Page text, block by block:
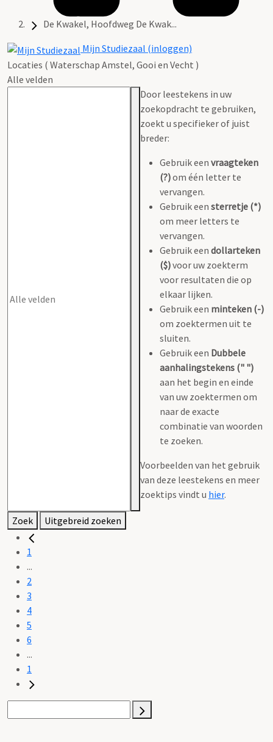
De Kwakel, Hoofdweg De Kwak...
Mijn Studiezaal (inloggen)
Locaties ( Waterschap Amstel, Gooi en Vecht )
Alle velden
Door leestekens in uw
zoekopdracht te gebruiken,
zoekt u specifieker of juist
breder:
Gebruik een vraagteken
(?)om één letter te
vervangen.
Gebruik een sterretje (*)
om meer letters te
vervangen.
Gebruik een dollarteken
($)voor uw zoekterm
voor resultaten die op
elkaar lijken.
Gebruik een minteken (-)
om zoektermen uit te
sluiten.
Gebruik een Dubbele
aanhalingstekens (" ")
aan het begin en einde
van uw zoektermen om
naar de exacte
combinatie van woorden
te zoeken.
Voorbeelden van het gebruik
van deze leestekens en meer
zoektips vindt u hier.
Zoek Uitgebreid zoeken
1
...
2
3
4
5
6
...
1